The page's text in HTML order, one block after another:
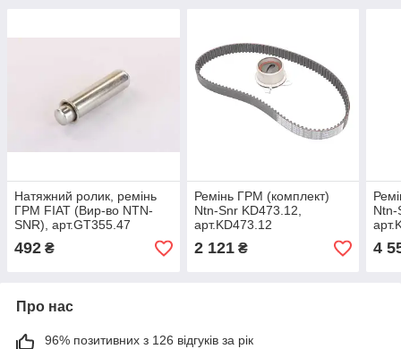
Натяжний ролик, ремінь
ГРМ FIAT (Вир-во NTN-
SNR), арт.GT355.47
492 ₴
Ремінь ГРМ (комплект)
Ntn-Snr KD473.12,
арт.KD473.12
2 121₴
Ntn-
4
Про нас
96% позитивних з 126 відгуків за рік